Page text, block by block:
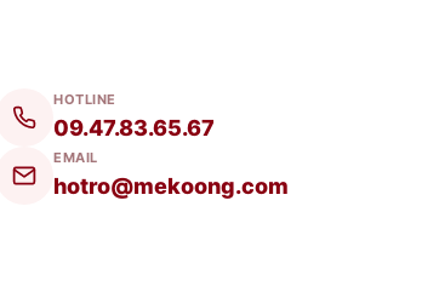
HOTLINE
09.47.83.65.67
EMAIL
hotro@mekoong.com